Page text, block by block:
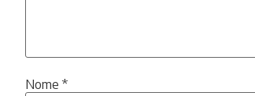
Nome *